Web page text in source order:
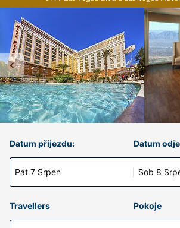
Datum příjezdu:
Pát 7 Srpen
Datum
Sob 8
Travellers Pokoje